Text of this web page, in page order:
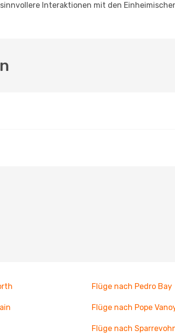
Interaktionen mit den
Flüge nach Pedro Bay
Flüge nach Pope
Flüge nach